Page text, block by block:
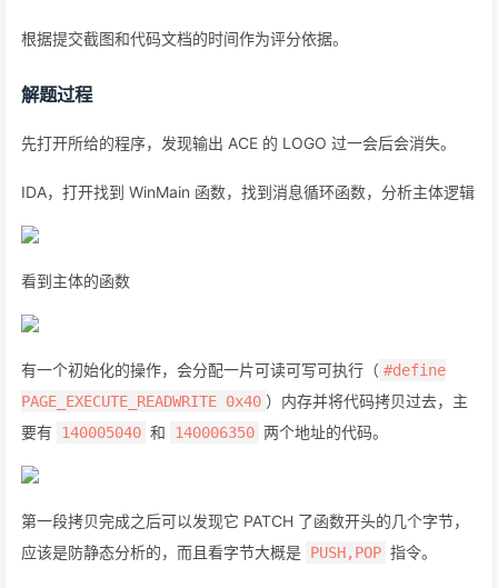
根据提交截图和代码文档的时间作为评分依据。
解题过程
先打开所给的程序，发现输出 ACE 的 LOGO 过一会后会消失。
IDA，打开找到 WinMain 函数，找到消息循环函数，分析主体逻辑
看到主体的函数
有一个初始化的操作，会分配一片可读可写可执行（ #define
PAGE_EXECUTE_READWRITE 0x40 ）内存并将代码拷贝过去，主
要有 140005040 和 140006350 两个地址的代码。
第一段拷贝完成之后可以发现它 PATCH 了函数开头的几个字节，
应该是防静态分析的，而且看字节大概是 PUSH,POP 指令。